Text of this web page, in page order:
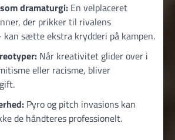
dramaturgi: En velplaceret
der prikker til rivalens
kan sætte ekstra krydderi på kampen.
Når kreativitet glider over i
eller racisme, bliver
Pyro og pitch invasions kan
de håndteres professionelt.